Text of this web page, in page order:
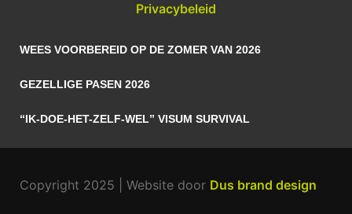
Privacybeleid
WEES VOORBEREID OP DE ZOMER VAN 2026
GEZELLIGE PASEN 2026
“IK-DOE-HET-ZELF-WEL” VISUM SURVIVAL
Copyright 2025 | Website door Dus brand design